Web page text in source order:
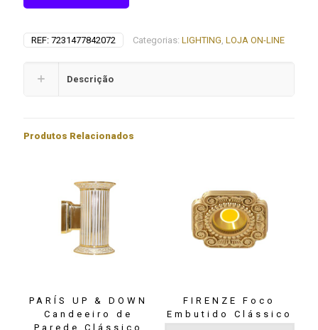
REF: 7231477842072 Categorias: LIGHTING LOJA ON-LINE
Descrição
Produtos Relacionados
PARÍS UP & DOWN
Candeeiro de
Parede Clássico
FIRENZE Foco
Embutido Clássico